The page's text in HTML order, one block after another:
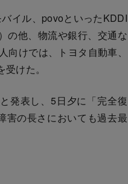
イル、povoといったKDDI
の他、物流や銀行、交通な
けでは、トヨタ自動車、
けた。
発表し、5日夕に「完全復
害の長さにおいても過去最